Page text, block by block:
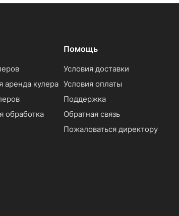
аренда кулера
обработка
Помощь
Условия доставки
Условия оплаты
Поддержка
Обратная связь
Пожаловаться директору